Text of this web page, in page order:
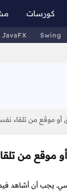
كورسات
JavaFX Swing
أو موقع من تلقاء
موقع من
يجب أن أشاهد